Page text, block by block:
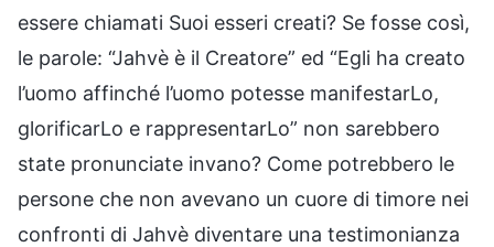
essere chiamati Suoi esseri creati? Se fosse così,
le parole: “Jahvè è il Creatore” ed “Egli ha creato
l’uomo affinché l’uomo potesse manifestarLo,
glorificarLo e rappresentarLo” non sarebbero
state pronunciate invano? Come potrebbero le
persone che non avevano un cuore di timore nei
confronti di Jahvè diventare una testimonianza